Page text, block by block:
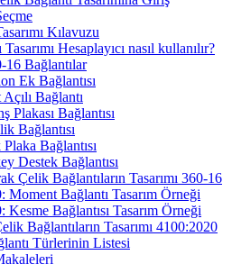
Kılavuzu
Hesaplayıcı nasıl kullanılır?
Bağlantılar
Ek Bağlantısı
Bağlantı
Plakası Bağlantısı
Bağlantısı
Bağlantısı
Destek Bağlantısı
Çelik Bağlantıların Tasarımı 360-16
Moment Bağlantı Tasarım Örneği
Bağlantısı Tasarım Örneği
Bağlantıların Tasarımı 4100:2020
Türlerinin Listesi